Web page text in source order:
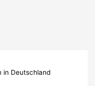
in Deutschland